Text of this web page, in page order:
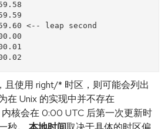
且使用 right/* 时区，则可能会列出
在 Unix 的实现中并不存在
核会在 0:00 UTC 后第一次更新时